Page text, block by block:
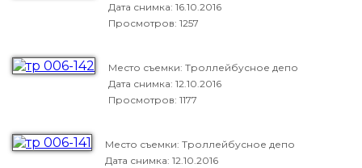
Дата снимка: 16.10.2016
Просмотров: 1257
Место съемки: Троллейбусное депо
Дата снимка: 12.10.2016
Просмотров: 1177
Место съемки: Троллейбусное депо
Дата снимка: 12.10.2016